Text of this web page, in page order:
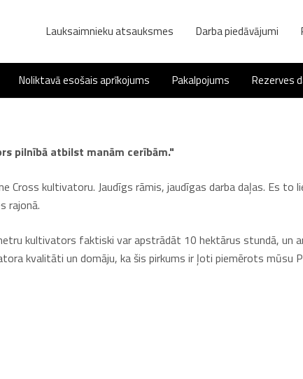
Lauksaimnieku atsauksmes Darba piedāvājumi
Noliktavā esošais aprīkojums Pakalpojums Rezerves
pilnībā atbilst manām cerībām."
Cross kultivatoru. Jaudīgs rāmis, jaudīgas darba daļas. Es
rajonā.
kultivators faktiski var apstrādāt 10 hektārus stundā, un
kvalitāti un domāju, ka šis pirkums ir ļoti piemērots mūsu